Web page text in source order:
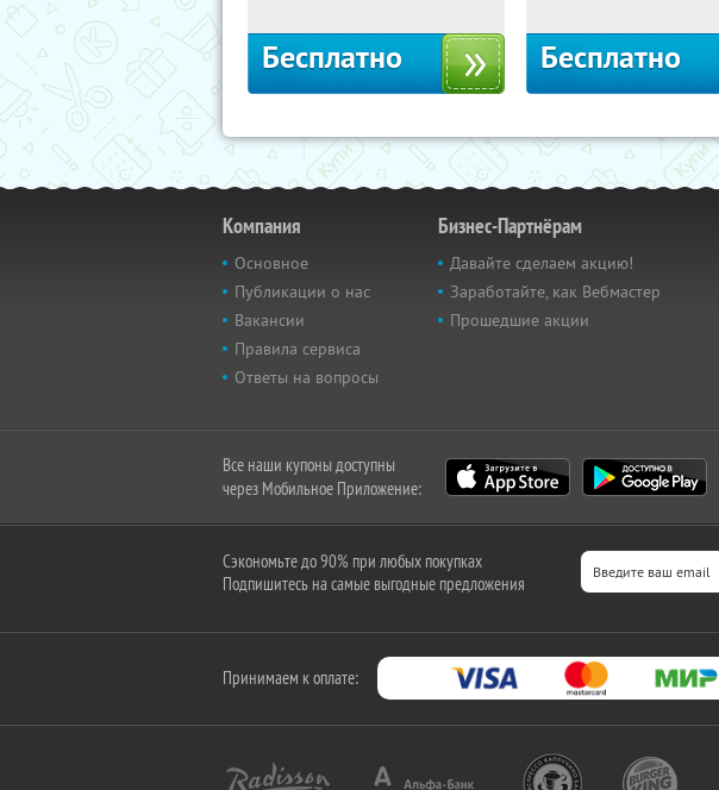
Бесплатно Бесплатно
Компания
Основное
Публикации о нас
Вакансии
Правила сервиса
Ответы на вопросы
Бизнес-Партнёрам
Давайте сделаем акцию!
Заработайте, как Вебмастер
Прошедшие акции
Все наши купоны доступны
через Мобильное Приложение:
Сэкономьте до 90% при любых покупках
Подпишитесь на самые выгодные предложения
Принимаем к оплате: